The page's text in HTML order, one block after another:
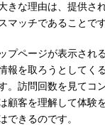
きな理由は、提供さ
マッチであることです
プページが表示され
報を取ろうとしてく
。訪問回数を見てコ
顧客を理解して体験
できるのです。